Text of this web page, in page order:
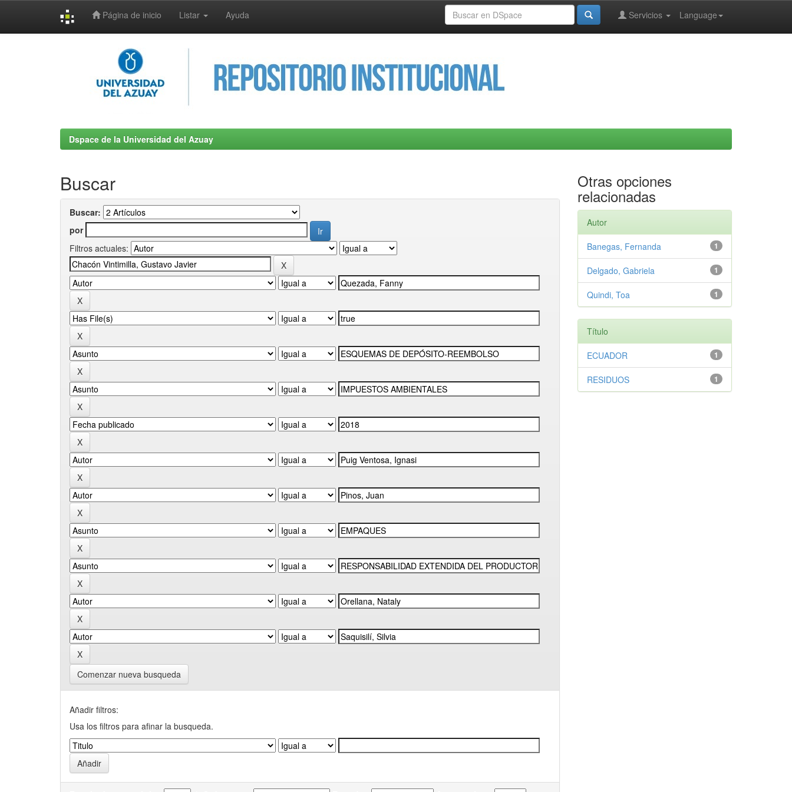
Página de inicio Listar Ayuda Language
Servicios
Dspace de la Universidad del Azuay
Buscar
Buscar:
por
Filtros actuales:
Comenzar nueva busqueda
Añadir filtros:
Usa los filtros para afinar la busqueda.
Otras opciones
relacionadas
Autor
1
Banegas, Fernanda
1
Delgado, Gabriela
1
Quindi, Toa
Título
1
ECUADOR
1
RESIDUOS